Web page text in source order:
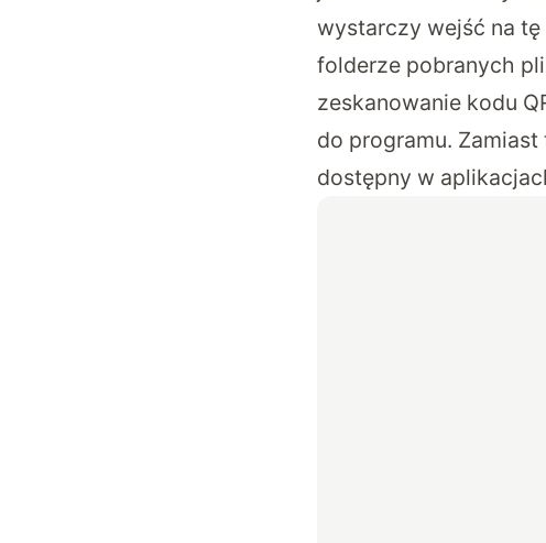
wystarczy wejść na tę
folderze pobranych
zeskanowanie kodu
do programu.
dostępny w